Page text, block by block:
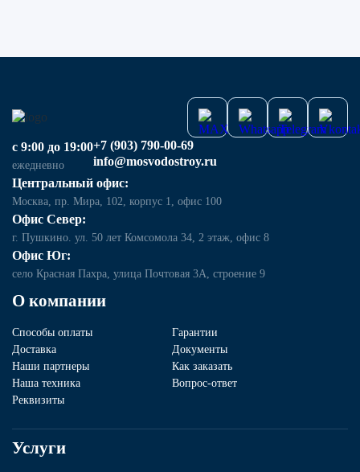
О компании
Способы оплаты
Гарантии
Доставка
Документы
Наши партнеры
Как заказать
Наша техника
Вопрос-ответ
Реквизиты
Услуги
с 9:00 до 19:00
ежедневно
+7 (903) 790-00-69
info@mosvodostroy.ru
Центральный офис:
Москва, пр. Мира, 102, корпус 1, офис 100
Офис Север:
г. Пушкино. ул. 50 лет Комсомола 34, 2 этаж, офис 8
Офис Юг:
село Красная Пахра, улица Почтовая 3А, строение 9